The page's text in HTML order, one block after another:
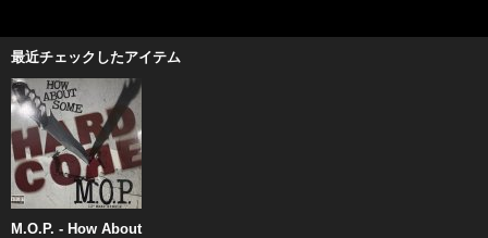
最近チェックしたアイテム
M.O.P. - How About